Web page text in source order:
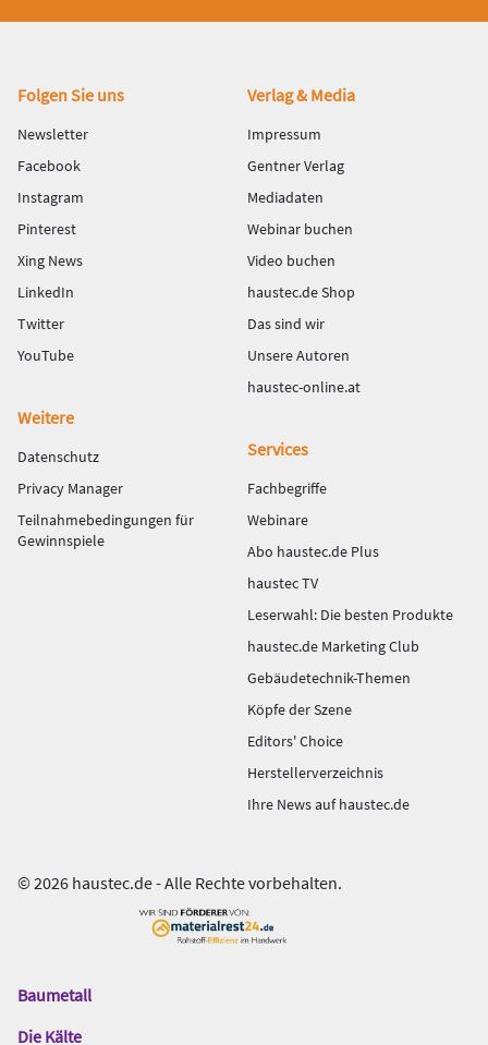
Fußbereich
Folgen Sie uns
Newsletter
Facebook
Instagram
Pinterest
Xing News
LinkedIn
Twitter
YouTube
Verlag & Media
Impressum
Gentner Verlag
Mediadaten
Webinar buchen
Video buchen
haustec.de Shop
Das sind wir
Unsere Autoren
haustec-online.at
Weitere
Datenschutz
Privacy Manager
Teilnahmebedingungen für
Gewinnspiele
Services
Fachbegriffe
Webinare
Abo haustec.de Plus
haustec TV
Leserwahl: Die besten Produkte
haustec.de Marketing Club
Gebäudetechnik-Themen
Köpfe der Szene
Editors' Choice
Herstellerverzeichnis
Ihre News auf haustec.de
© 2026 haustec.de - Alle Rechte vorbehalten.
Das
Gentner
Baumetall
Die Kälte